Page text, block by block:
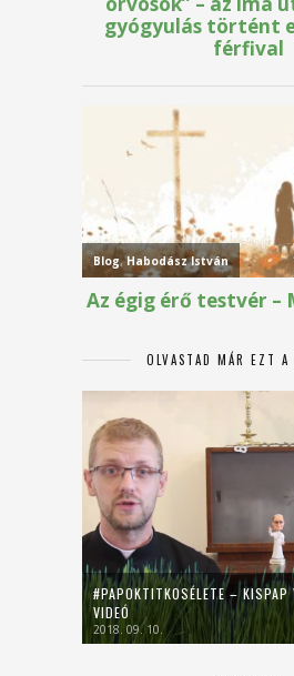
OLVASTAD MÁR EZT A
#PAPOKTITKOSÉLETE –
VIDEÓ
2018. 09. 10.